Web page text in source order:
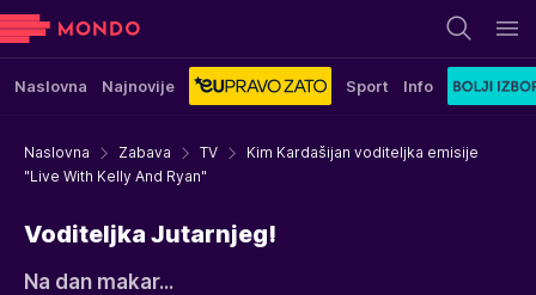
Naslovna Najnovije Sport Info
Naslovna Zabava TV
Kim Kardašijan voditeljka emisije
"Live With Kelly And Ryan"
Voditeljka Jutarnjeg!
Na dan makar...